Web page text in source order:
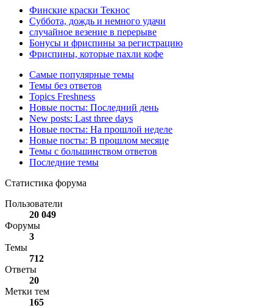
Финские краски Текнос
Суббота, дождь и немного удачи
случайное везение в перерыве
Бонусы и фриспины за регистрацию
Фриспины, которые пахли кофе
Самые популярные темы
Темы без ответов
Topics Freshness
Новые посты: Последний день
New posts: Last three days
Новые посты: На прошлой неделе
Новые посты: В прошлом месяце
Темы с большинством ответов
Последние темы
Статистика форума
Пользователи
20 049
Форумы
3
Темы
712
Ответы
20
Метки тем
165